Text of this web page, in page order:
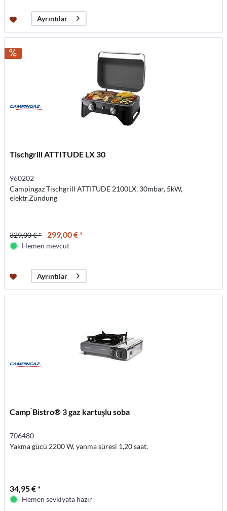
Ayrıntılar
Tischgrill ATTITUDE LX 30
960202
Campingaz Tischgrill ATTITUDE 2100LX, 30mbar, 5kW,
elektr.Zündung
329,00 € * 299,00 € *
Hemen mevcut
Ayrıntılar
Camp ́Bistro® 3 gaz kartuşlu soba
706480
Yakma gücü 2200 W, yanma süresi 1,20 saat.
34,95 € *
Hemen sevkiyata hazır